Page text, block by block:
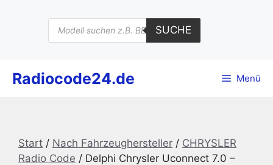
Products
search
SUCHE
Radiocode24.de Menü
Start / Nach Fahrzeughersteller / CHRYSLER
Radio Code / Delphi Chrysler Uconnect 7.0 –